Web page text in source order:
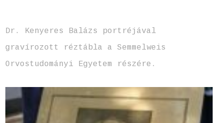
Dr. Kenyeres Balázs portréjával
gravírozott réztábla a Semmelweis
Orvostudományi Egyetem részére.